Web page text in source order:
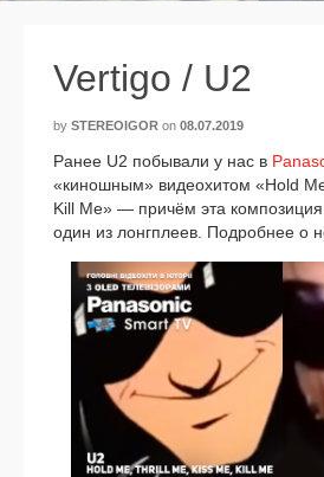
Vertigo / U2
by STEREOIGOR on 08.07.2019
Ранее U2 побы­ва­ли у нас в
«кинош­ным» видео­хи­том «Hold
Kill Me» — при­чём эта
один из лонг­пле­ев. Подробнее о